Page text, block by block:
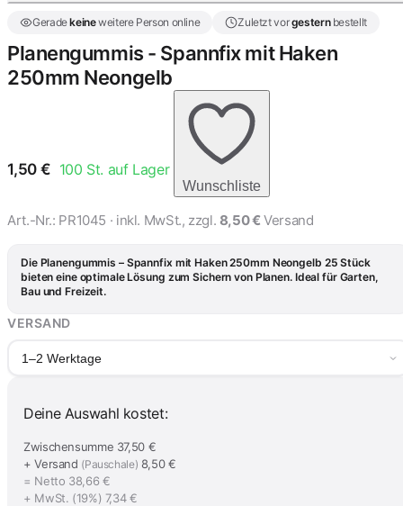
Geradekeineweitere Person online Zuletzt vorgesternbestellt
Planengummis - Spannfix mit Haken
250mm Neongelb
1,50 € 100 St. auf Lager
Wunschliste
Art.-Nr.: PR1045 · inkl. MwSt., zzgl. 8,50 € Versand
Die Planengummis – Spannfix mit Haken 250mm Neongelb 25 Stück
bieten eine optimale Lösung zum Sichern von Planen. Ideal für Garten,
Bau und Freizeit.
VERSAND
1–2 Werktage
Deine Auswahl kostet:
Zwischensumme 37,50 €
+ Versand (Pauschale) 8,50 €
= Netto 38,66 €
+ MwSt. (19%) 7,34 €